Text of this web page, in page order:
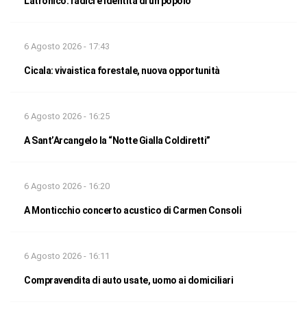
6 Agosto 2026 - 17:43
Cicala: vivaistica forestale, nuova opportunità
6 Agosto 2026 - 16:25
A Sant’Arcangelo la “Notte Gialla Coldiretti”
6 Agosto 2026 - 16:20
A Monticchio concerto acustico di Carmen Consoli
6 Agosto 2026 - 16:11
Compravendita di auto usate, uomo ai domiciliari